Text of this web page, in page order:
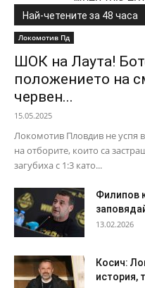
Най-четените за 48 часа
Локомотив Пд
ШОК на Лаута!
положението на
червен...
15.05.2025
Локомотив Пловдив не успя
на отборите, които са
загубиха с 1:3 като...
Филипов
13.02.2026
Косич:
история,